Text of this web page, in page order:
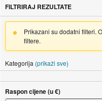
FILTRIRAJ REZULTATE
Prikazani su dodatni filteri.
filtere.
Kategorija (prikaži sve)
Raspon cijene (u €)